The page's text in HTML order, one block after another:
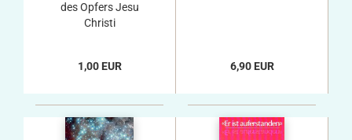
des Opfers Jesu
Christi
1,00 EUR 6,90 EUR